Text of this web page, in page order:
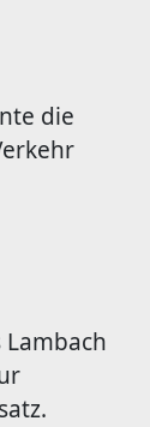
die
Lambach